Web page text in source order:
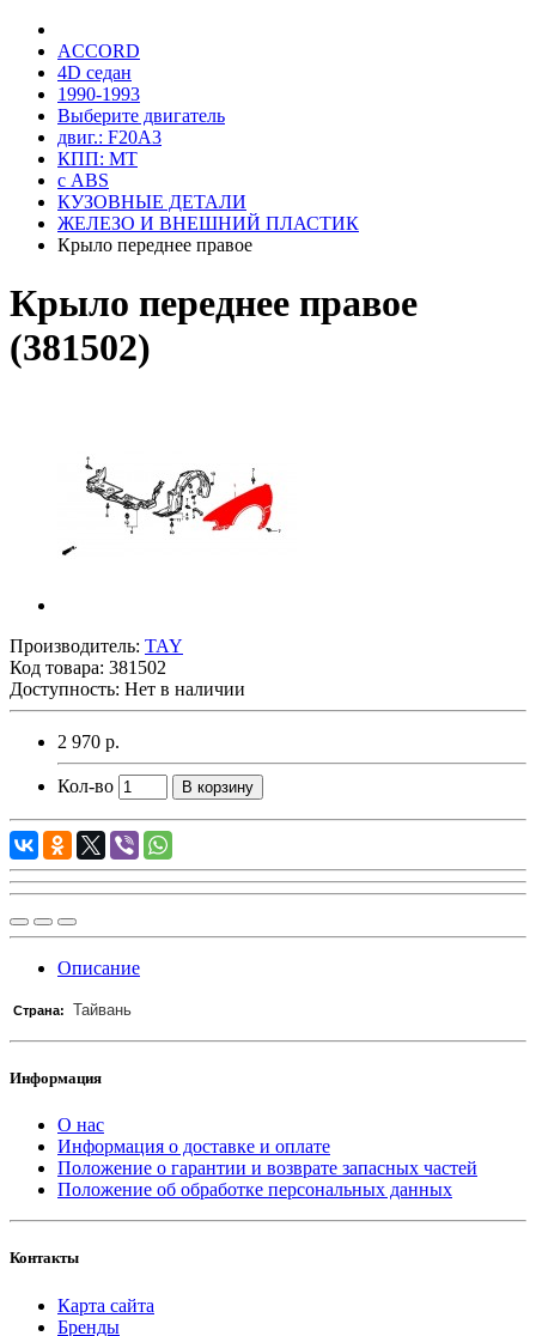
ACCORD
4D седан
1990-1993
Выберите двигатель
двиг.: F20A3
КПП: MT
с ABS
КУЗОВНЫЕ ДЕТАЛИ
ЖЕЛЕЗО И ВНЕШНИЙ ПЛАСТИК
Крыло переднее правое
Крыло переднее правое
(381502)
Производитель: TAY
Код товара: 381502
Доступность: Нет в наличии
2 970 р.
Кол-во В корзину
Описание
Страна: Тайвань
Информация
О нас
Информация о доставке и оплате
Положение о гарантии и возврате запасных частей
Положение об обработке персональных данных
Контакты
Карта сайта
Бренды